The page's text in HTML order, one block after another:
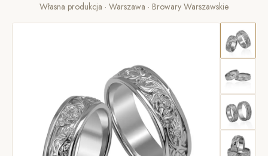
Własna produkcja · Warszawa · Browary Warszawskie